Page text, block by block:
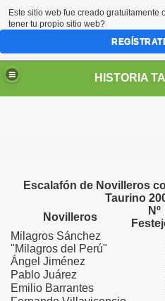
Escalafón de Novilleros
Taurino
Novilleros
Nº
Milagros Sánchez
"Milagros del Perú"
Ángel Jiménez
Pablo Juárez
Emilio Barrantes
de Chacra Ríos
Este sitio web fue creado gratuitamente
tener tu propio sitio web?